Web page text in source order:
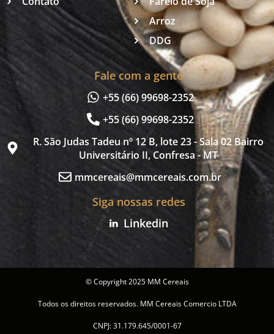
Arroz
DDG
Fale com a gente
+55 (66) 99698-2352
+55 (66) 99698-2352
R. São Judas Tadeu nº 12 B, lote 23 - Sala 02 Bairro
Universitário II, Confresa - MT
mmcereais@mmcereais.com.br
Siga nossas redes
Linkedin
© Copyright 2025 MM Cereais
Todos os direitos reservados. MM Cereais Comercio LTDA
CNPJ: 31.179.645/0001-67